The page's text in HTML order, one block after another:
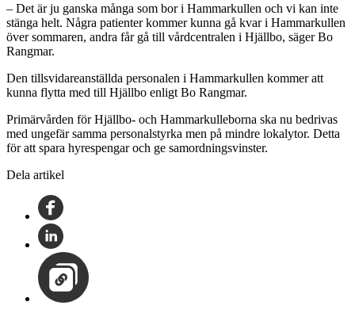
– Det är ju ganska många som bor i Hammarkullen och vi kan inte
stänga helt. Några patienter kommer kunna gå kvar i Hammarkullen
över sommaren, andra får gå till vårdcentralen i Hjällbo, säger Bo
Rangmar.
Den tillsvidareanställda personalen i Hammarkullen kommer att
kunna flytta med till Hjällbo enligt Bo Rangmar.
Primärvården för Hjällbo- och Hammarkulleborna ska nu bedrivas
med ungefär samma personalstyrka men på mindre lokalytor. Detta
för att spara hyrespengar och ge samordningsvinster.
Dela artikel